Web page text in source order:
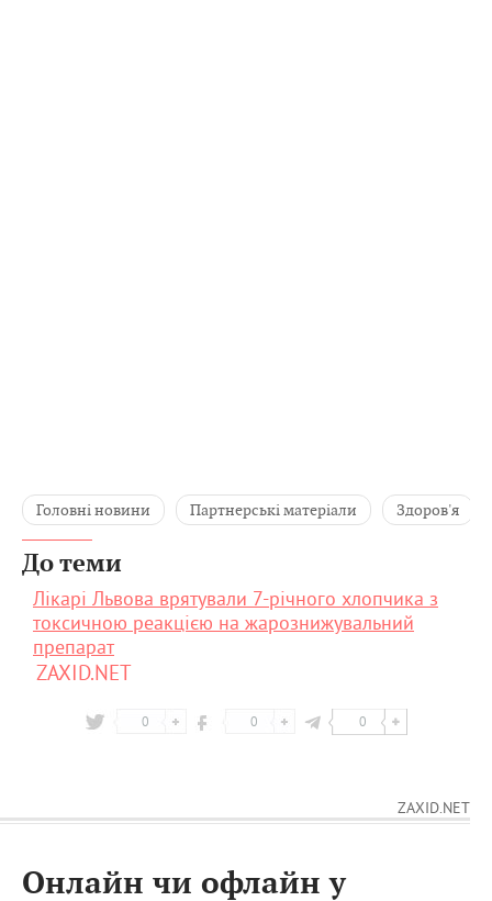
Головні новини Партнерські матеріали Здоров'я
До теми
Лікарі Львова врятували 7-річного хлопчика з
токсичною реакцією на жарознижувальний
препарат
ZAXID.NET
0 0 0
ZAXID.NET
Онлайн чи офлайн у